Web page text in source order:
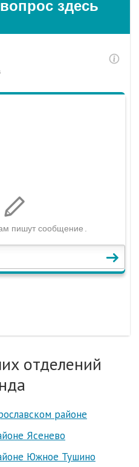
отделений
районе
Ясенево
Южное Тушино